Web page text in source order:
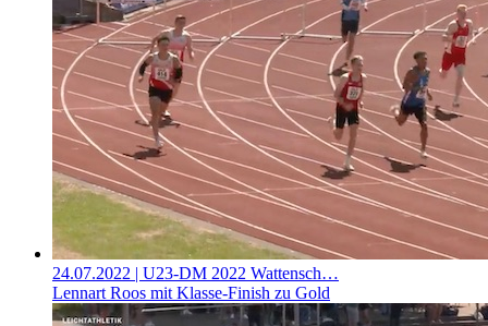
24.07.2022 | U23-DM 2022 Wattensch…
Lennart Roos mit Klasse-Finish zu Gold